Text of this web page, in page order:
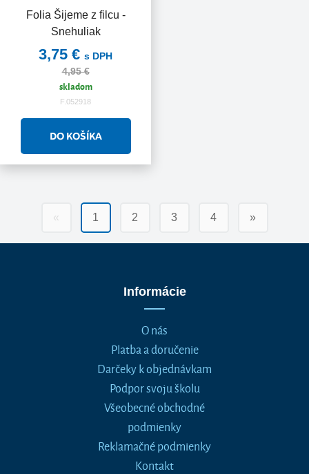
Folia Šijeme z filcu -
Snehuliak
Akcia
3,75 € s DPH
4,95 €
skladom
F.052918
« 1 2 3 4 »
Informácie
O nás
Platba a doručenie
Darčeky k objednávkam
Podpor svoju školu
Všeobecné obchodné
podmienky
Reklamačné podmienky
Kontakt